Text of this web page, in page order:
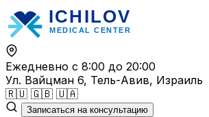
Перейти
к
содержимому
Ежедневно с 8:00 до 20:00
Ул. Вайцман 6, Тель-Авив, Израиль
🇷🇺 🇬🇧 🇺🇦
Записаться на консультацию